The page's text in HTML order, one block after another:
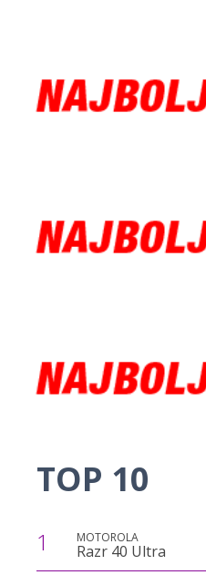
TOP 10
1 MOTOROLA
Razr 40 Ultra